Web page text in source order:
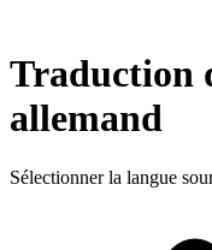
Traduction
allemand
Sélectionner la langue